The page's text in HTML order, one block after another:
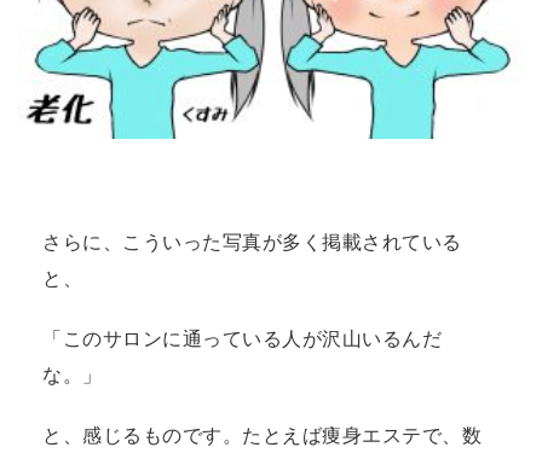
さらに、こういった写真が多く掲載されている
と、
「このサロンに通っている人が沢山いるんだ
な。」
と、感じるものです。たとえば痩身エステで、数